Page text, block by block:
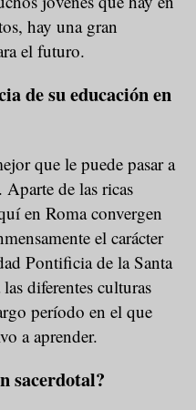
hay una gran
el futuro.
de su educación en
que le puede pasar a
de las ricas
en Roma convergen
el carácter
Pontificia de la Santa
diferentes culturas
período en el que
a aprender.
sacerdotal?